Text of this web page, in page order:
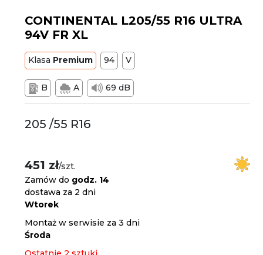
CONTINENTAL L205/55 R16 ULTRA
94V FR XL
Klasa Premium 94 V
B A 69 dB
205 /55 R16
451 zł/szt.
Zamów do godz. 14
dostawa za 2 dni
Wtorek
Montaż w serwisie za 3 dni
Środa